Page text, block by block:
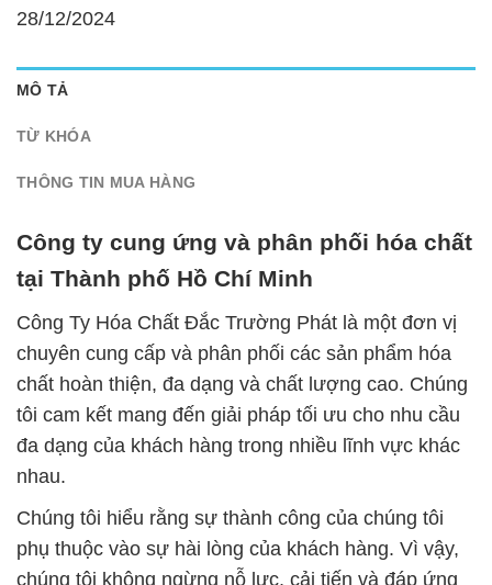
28/12/2024
MÔ TẢ
TỪ KHÓA
THÔNG TIN MUA HÀNG
Công ty cung ứng và phân phối hóa chất
tại Thành phố Hồ Chí Minh
Công Ty Hóa Chất Đắc Trường Phát là một đơn vị
chuyên cung cấp và phân phối các sản phẩm hóa
chất hoàn thiện, đa dạng và chất lượng cao. Chúng
tôi cam kết mang đến giải pháp tối ưu cho nhu cầu
đa dạng của khách hàng trong nhiều lĩnh vực khác
nhau.
Chúng tôi hiểu rằng sự thành công của chúng tôi
phụ thuộc vào sự hài lòng của khách hàng. Vì vậy,
chúng tôi không ngừng nỗ lực, cải tiến và đáp ứng